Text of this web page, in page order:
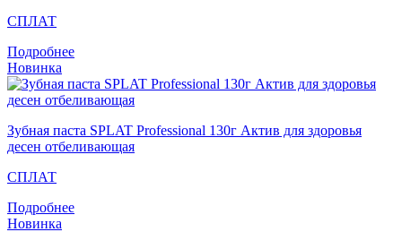
СПЛАТ
Подробнее
Новинка
Зубная паста SPLAT Professional 130г Актив для здоровья
десен отбеливающая
СПЛАТ
Подробнее
Новинка